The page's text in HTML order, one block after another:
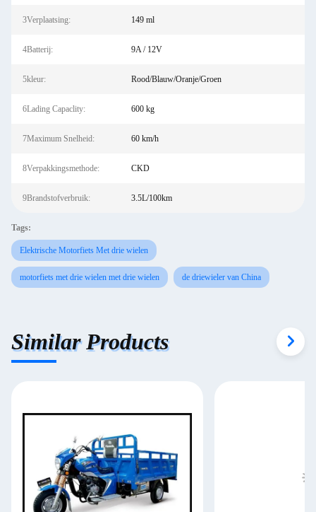
3Verplaatsing: 149 ml
4Batterij: 9A / 12V
5kleur: Rood/Blauw/Oranje/Groen
6Lading Capaclity: 600 kg
7Maximum Snelheid: 60 km/h
8Verpakkingsmethode: CKD
9Brandstofverbruik: 3.5L/100km
Tags:
Elektrische Motorfiets Met drie wielen
motorfiets met drie wielen met drie wielen de driewieler van China
Similar Products